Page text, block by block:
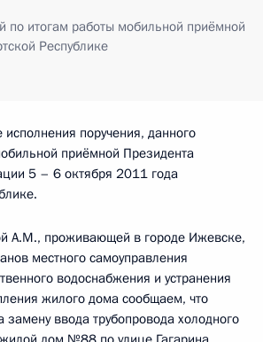
по итогам работы мобильной приёмной
Республике
поручения, данного
приёмной Президента
5 – 6 октября 2011 года
А.М., проживающей в городе Ижевске,
местного самоуправления
водоснабжения и устранения
жилого дома сообщаем, что
замену ввода трубопровода холодного